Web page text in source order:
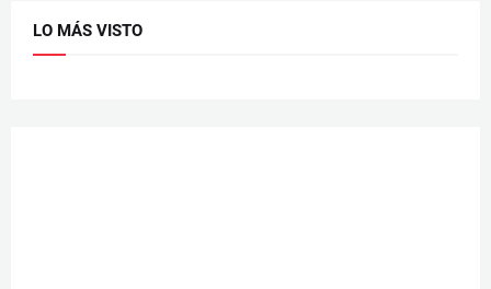
LO MÁS VISTO